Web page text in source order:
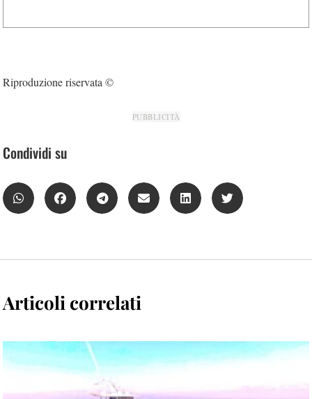
Riproduzione riservata ©
PUBBLICITÀ
Condividi su
Articoli correlati